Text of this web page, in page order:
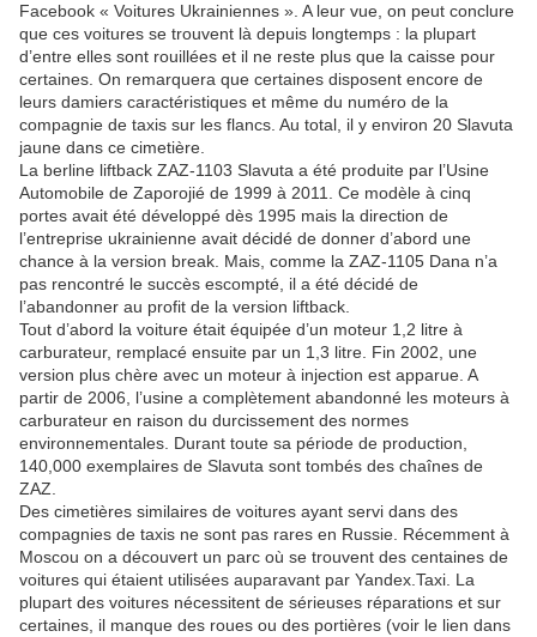
Facebook « Voitures Ukrainiennes ». A leur vue, on peut conclure
que ces voitures se trouvent là depuis longtemps : la plupart
d’entre elles sont rouillées et il ne reste plus que la caisse pour
certaines. On remarquera que certaines disposent encore de
leurs damiers caractéristiques et même du numéro de la
compagnie de taxis sur les flancs. Au total, il y environ 20 Slavuta
jaune dans ce cimetière.
La berline liftback ZAZ-1103 Slavuta a été produite par l’Usine
Automobile de Zaporojié de 1999 à 2011. Ce modèle à cinq
portes avait été développé dès 1995 mais la direction de
l’entreprise ukrainienne avait décidé de donner d’abord une
chance à la version break. Mais, comme la ZAZ-1105 Dana n’a
pas rencontré le succès escompté, il a été décidé de
l’abandonner au profit de la version liftback.
Tout d’abord la voiture était équipée d’un moteur 1,2 litre à
carburateur, remplacé ensuite par un 1,3 litre. Fin 2002, une
version plus chère avec un moteur à injection est apparue. A
partir de 2006, l’usine a complètement abandonné les moteurs à
carburateur en raison du durcissement des normes
environnementales. Durant toute sa période de production,
140,000 exemplaires de Slavuta sont tombés des chaînes de
ZAZ.
Des cimetières similaires de voitures ayant servi dans des
compagnies de taxis ne sont pas rares en Russie. Récemment à
Moscou on a découvert un parc où se trouvent des centaines de
voitures qui étaient utilisées auparavant par Yandex.Taxi. La
plupart des voitures nécessitent de sérieuses réparations et sur
certaines, il manque des roues ou des portières (voir le lien dans